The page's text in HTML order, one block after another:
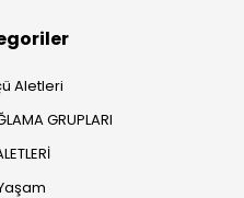
Aletleri
GRUPLARI